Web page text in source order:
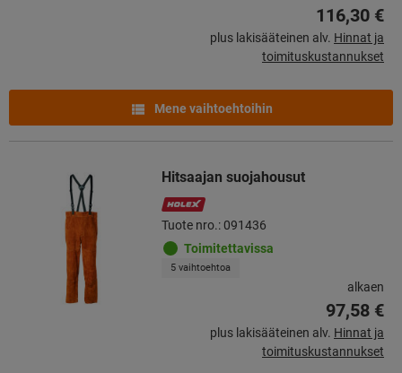
116,30 €
plus lakisääteinen alv. Hinnat ja
toimituskustannukset
Mene vaihtoehtoihin
Hitsaajan suojahousut
Tuote nro.: 091436
Toimitettavissa
5 vaihtoehtoa
alkaen
97,58 €
plus lakisääteinen alv. Hinnat ja
toimituskustannukset